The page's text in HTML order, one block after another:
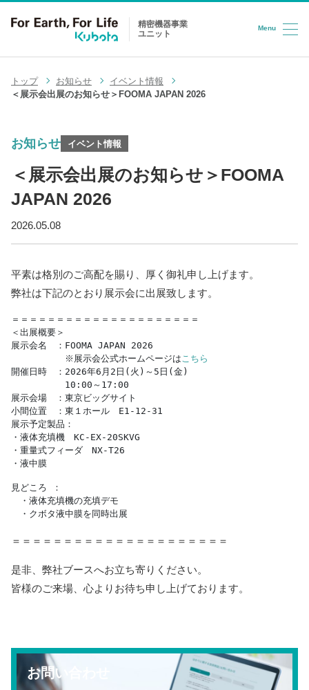
コンテンツへスキップ
精密機器事業
ユニット
Menu
トップ お知らせ
イベント情報
＜展示会出展のお知らせ＞FOOMA JAPAN 2026
お知らせ イベント情報
＜展示会出展のお知らせ＞FOOMA
JAPAN 2026
2026.05.08
平素は格別のご高配を賜り、厚く御礼申し上げます。
弊社は下記のとおり展示会に出展致します。
＝＝＝＝＝＝＝＝＝＝＝＝＝＝＝＝＝＝＝＝＝
＜出展概要＞
展示会名　：FOOMA JAPAN 2026
※展示会公式ホームページはこちら
開催日時　：2026年6月2日(火)～5日(金)
10:00～17:00
展示会場　：東京ビッグサイト
小間位置　：東１ホール　E1-12-31
展示予定製品：
・液体充填機　KC-EX-20SKVG
・重量式フィーダ　NX-T26
・液中膜
見どころ ：
・液体充填機の充填デモ
・クボタ液中膜を同時出展
＝＝＝＝＝＝＝＝＝＝＝＝＝＝＝＝＝＝＝＝＝
是非、弊社ブースへお立ち寄りください。
皆様のご来場、心よりお待ち申し上げております。
お問い合わせ